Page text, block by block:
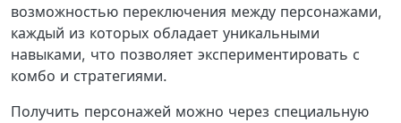
возможностью переключения между персонажами,
каждый из которых обладает уникальными
навыками, что позволяет экспериментировать с
комбо и стратегиями.
Получить персонажей можно через специальную